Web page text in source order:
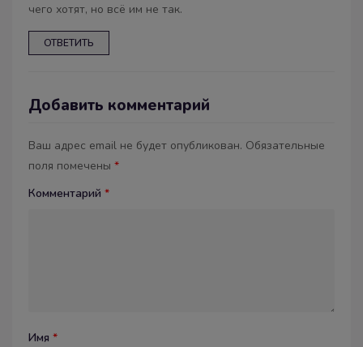
чего хотят, но всё им не так.
ОТВЕТИТЬ
Добавить комментарий
Ваш адрес email не будет опубликован. Обязательные
поля помечены *
Комментарий *
Имя *